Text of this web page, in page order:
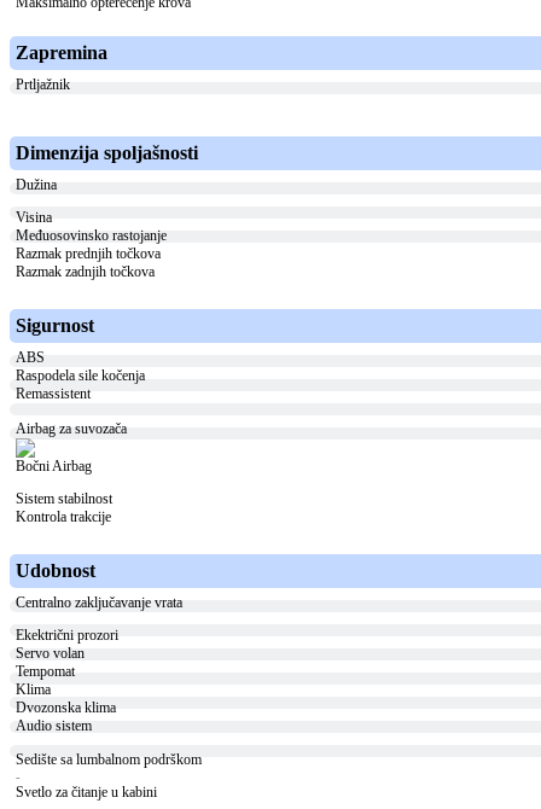
Zapremina
Prtljažnik
Dimenzija spoljašnosti
Dužina
Visina
Međuosovinsko rastojanje
Razmak prednjih točkova
Razmak zadnjih točkova
Sigurnost
ABS
Raspodela sile kočenja
Remassistent
Airbag za suvozača
Bočni Airbag
Sistem stabilnost
Kontrola trakcije
Udobnost
Centralno zaključavanje vrata
Ekektrični prozori
Servo volan
Tempomat
Klima
Dvozonska klima
Audio sistem
Sedište sa lumbalnom podrškom
-
Svetlo za čitanje u kabini